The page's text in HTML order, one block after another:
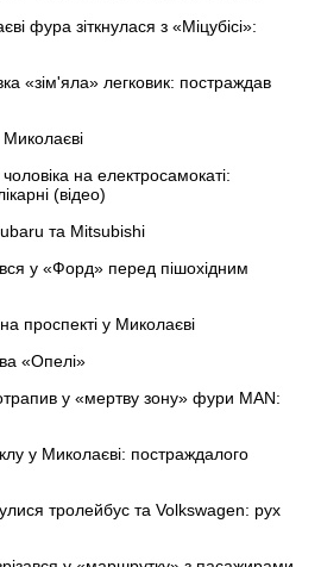
фура зіткнулася з «Міцубісі»:
«зім'яла» легковик: постраждав
на електросамокаті:
(відео)
та Mitsubishi
у «Форд» перед пішохідним
проспекті у Миколаєві
«Опелі»
у «мертву зону» фури MAN:
у Миколаєві: постраждалого
тролейбус та Volkswagen: рух